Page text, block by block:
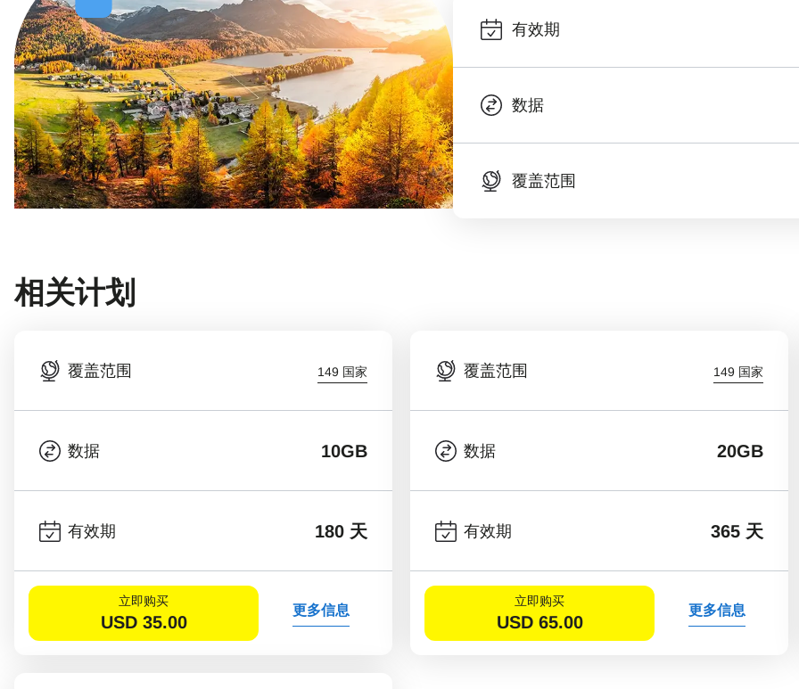
有效期
数据
覆盖范围
相关计划
覆盖范围 149 国家
数据 10GB
有效期 180 天
立即购买
USD 35.00
更多信息
覆盖范围 149 国家
数据 20GB
有效期 365 天
立即购买
USD 65.00
更多信息